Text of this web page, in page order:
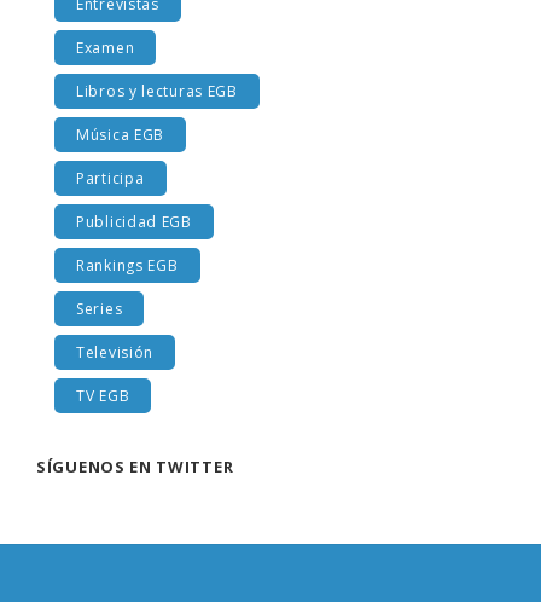
Entrevistas
Examen
Libros y lecturas EGB
Música EGB
Participa
Publicidad EGB
Rankings EGB
Series
Televisión
TV EGB
SÍGUENOS EN TWITTER